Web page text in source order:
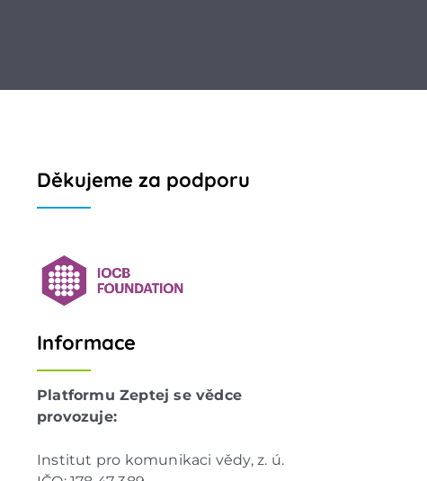
Děkujeme za podporu
Informace
Platformu Zeptej se vědce
provozuje:
Institut pro komunikaci vědy, z. ú.